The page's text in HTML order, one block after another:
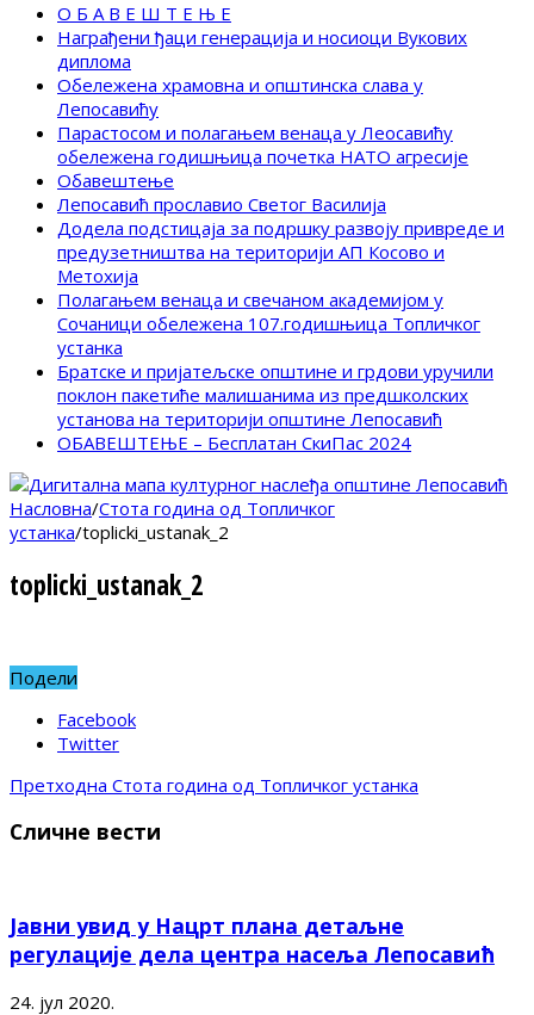
О Б А В Е Ш Т Е Њ Е
Награђени ђаци генерација и носиоци Вукових
диплома
Обележена храмовна и општинска слава у
Лепосавићу
Парастосом и полагањем венаца у Леосавићу
обележена годишњица почетка НАТО агресије
Обавештење
Лепосавић прославио Светог Василија
Додела подстицаја за подршку развоју привреде и
предузетништва на територији АП Косово и
Метохија
Полагањем венаца и свечаном академијом у
Сочаници обележена 107.годишњица Топличког
устанка
Братске и пријатељске општине и грдови уручили
поклон пакетиће малишанима из предшколских
установа на територији општине Лепосавић
ОБАВЕШТЕЊЕ – Бесплатан СкиПас 2024
Насловна/Стота година од Топличког
устанка/toplicki_ustanak_2
toplicki_ustanak_2
Подели
Facebook
Twitter
Претходна Стота година од Топличког устанка
Сличне вести
Јавни увид у Нацрт плана детаљне
регулације дела центра насеља Лепосавић
24. јул 2020.